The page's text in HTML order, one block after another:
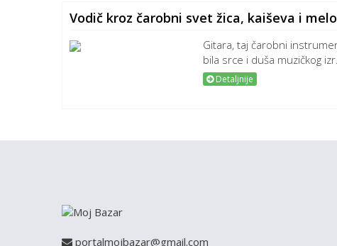
Vodič kroz čarobni svet žica, kaiševa i
Gitara, taj čarobni
bila srce i duša muzičkog izr...
Detaljnije
portalmojbazar@gmail.com